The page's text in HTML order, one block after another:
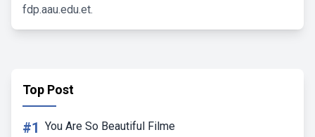
fdp.aau.edu.et.
Top Post
#1 You Are So Beautiful Filme